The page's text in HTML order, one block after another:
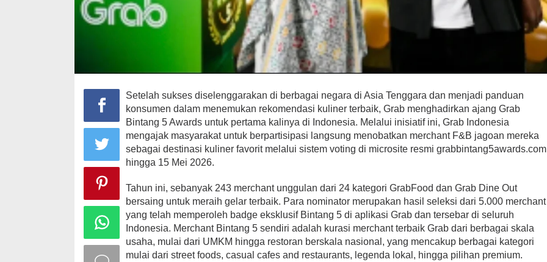
Setelah sukses diselenggarakan di berbagai negara di Asia Tenggara dan menjadi panduan
konsumen dalam menemukan rekomendasi kuliner terbaik, Grab menghadirkan ajang Grab
Bintang 5 Awards untuk pertama kalinya di Indonesia. Melalui inisiatif ini, Grab Indonesia
mengajak masyarakat untuk berpartisipasi langsung menobatkan merchant F&B jagoan mereka
sebagai destinasi kuliner favorit melalui sistem voting di microsite resmi grabbintang5awards.com
hingga 15 Mei 2026.
Tahun ini, sebanyak 243 merchant unggulan dari 24 kategori GrabFood dan Grab Dine Out
bersaing untuk meraih gelar terbaik. Para nominator merupakan hasil seleksi dari 5.000 merchant
yang telah memperoleh badge eksklusif Bintang 5 di aplikasi Grab dan tersebar di seluruh
Indonesia. Merchant Bintang 5 sendiri adalah kurasi merchant terbaik Grab dari berbagai skala
usaha, mulai dari UMKM hingga restoran berskala nasional, yang mencakup berbagai kategori
mulai dari street foods, casual cafes and restaurants, legenda lokal, hingga pilihan premium.